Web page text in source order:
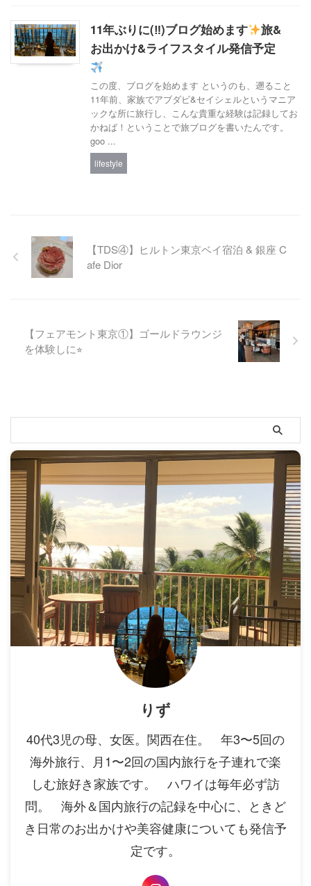
11年ぶりに(‼︎)ブログ始めます
旅&
お出かけ&ライフスタイル発信予定
この度、ブログを始めます というのも、遡ること
11年前、家族でアブダビ&セイシェルというマニア
ックな所に旅行し、こんな貴重な経験は記録してお
かねば！ということで旅ブログを書いたんです。
goo ...
lifestyle
【TDS④】ヒルトン東京ベイ宿泊 & 銀座 C
afe Dior
【フェアモント東京①】ゴールドラウンジ
を体験しに⭐︎
りず
40代3児の母、女医。関西在住。 年3〜5回の
海外旅行、月1〜2回の国内旅行を子連れで楽
しむ旅好き家族です。 ハワイは毎年必ず訪
問。 海外＆国内旅行の記録を中心に、ときど
き日常のお出かけや美容健康についても発信予
定です。